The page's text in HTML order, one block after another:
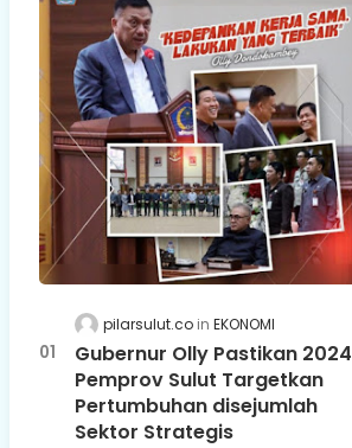
pilarsulut.co EKONOMI
Gubernur Olly Pastikan 2024
Pemprov Sulut Targetkan
Pertumbuhan disejumlah
Sektor Strategis